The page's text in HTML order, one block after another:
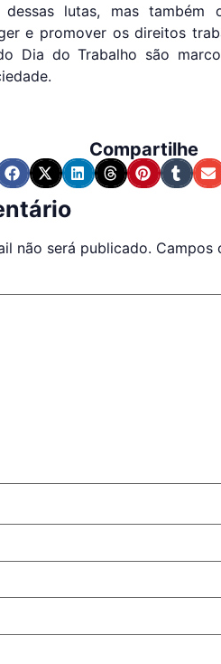
dessas lutas, mas também
e promover os direitos
Dia do Trabalho são
Compartilhe
não será publicado. Campos